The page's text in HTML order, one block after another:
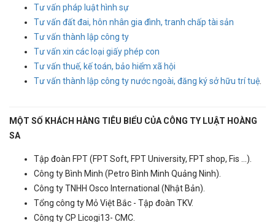
Tư vấn pháp luật hình sự
Tư vấn đất đai, hôn nhân gia đình, tranh chấp tài sản
Tư vấn thành lập công ty
Tư vấn xin các loại giấy phép con
Tư vấn thuế, kế toán, bảo hiểm xã hội
Tư vấn thành lập công ty nước ngoài, đăng ký sở hữu trí tuệ.
MỘT SỐ KHÁCH HÀNG TIÊU BIỂU CỦA CÔNG TY LUẬT HOÀNG
SA
Tập đoàn FPT (FPT Soft, FPT University, FPT shop, Fis ...).
Công ty Bình Minh (Petro Bình Minh Quảng Ninh).
Công ty TNHH Osco International (Nhật Bản).
Tổng công ty Mỏ Việt Bắc - Tập đoàn TKV.
Công ty CP Licogi13- CMC.